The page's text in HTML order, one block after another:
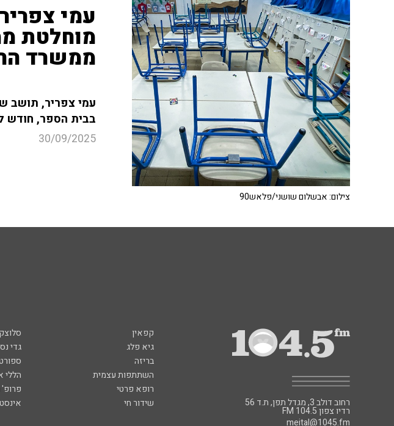
עמי
מוחלטת
ממשרד
בבית הספר, חודש
30/09/2025
צילום: אבשלום שושני/פלאש90
קפאין
גיא פלג
גדי נס
בריזה
השתתפות עצמית
הללי
רופא פרטי
פרופ'
שידור חי
רחוב דולב 3, מגדל תפן, ת.ד 56
FM רדיו צפון 104.5
meital@1045.fm